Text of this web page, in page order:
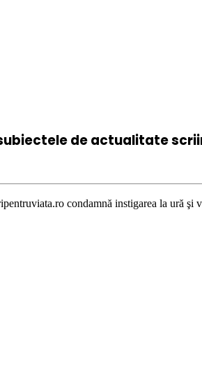
de actualitate
condamnă instigarea la ură şi violenţă.